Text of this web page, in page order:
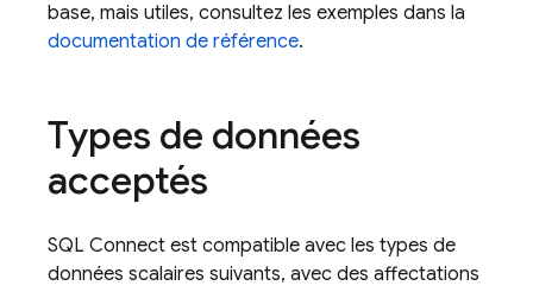
base, mais utiles, consultez les exemples dans la
documentation de référence.
Types de données
acceptés
SQL Connect est compatible avec les types de
données scalaires suivants, avec des affectations